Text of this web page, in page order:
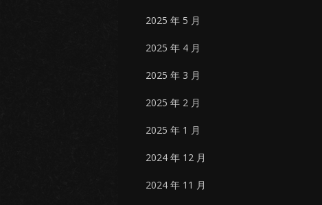
2025 年 5 月
2025 年 4 月
2025 年 3 月
2025 年 2 月
2025 年 1 月
2024 年 12 月
2024 年 11 月